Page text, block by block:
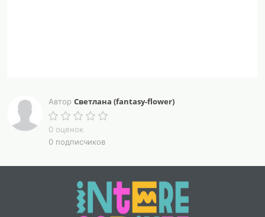
Автор Светлана (fantasy-flower)
0 оценок
0 подписчиков